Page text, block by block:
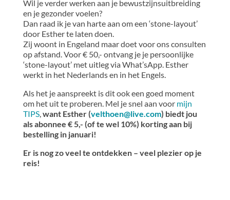
Wil je verder werken aan je bewustzijnsuitbreiding
en je gezonder voelen?
Dan raad ik je van harte aan om een ‘stone-layout’
door Esther te laten doen.
Zij woont in Engeland maar doet voor ons consulten
op afstand. Voor € 50,- ontvang je je persoonlijke
‘stone-layout’ met uitleg via What’sApp. Esther
werkt in het Nederlands en in het Engels.
Als het je aanspreekt is dit ook een goed moment
om het uit te proberen. Mel je snel aan voor mijn
TIPS,want Esther (velthoen@live.com) biedt jou
als abonnee € 5,- (of te wel 10%) korting aan bij
bestelling in januari!
Er is nog zo veel te ontdekken – veel plezier op je
reis!